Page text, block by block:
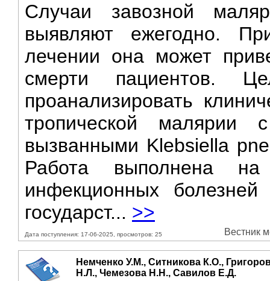
Случаи завозной
выявляют ежегодно.
лечении она может
смерти пациентов.
проанализировать
тропической малярии
вызванными Klebsiella
Работа выполнена
инфекционных
государст... >>
Дата поступления: 17-06-2025, просмотров: 25 Вестник
Немченко У.М., Ситникова К.О.,
Н.Л., Чемезова Н.Н., Савилов Е.Д.